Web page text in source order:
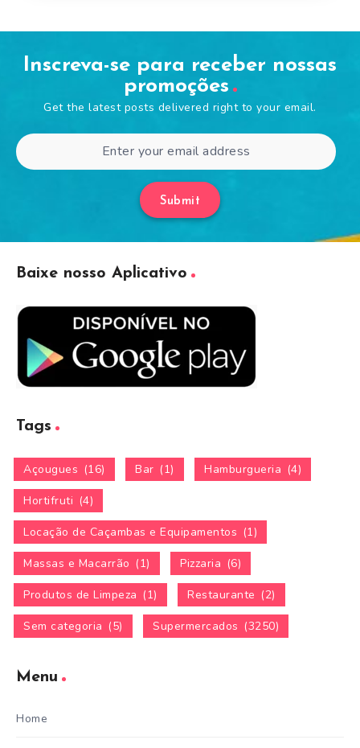
Inscreva-se para receber nossas
promoções
Get the latest posts delivered right to your email.
Submit
Baixe nosso Aplicativo
Tags
Açougues (16) Bar (1) Hamburgueria (4)
Hortifruti (4)
Locação de Caçambas e Equipamentos (1)
Massas e Macarrão (1) Pizzaria (6)
Produtos de Limpeza (1) Restaurante (2)
Sem categoria (5) Supermercados (3250)
Menu
Home